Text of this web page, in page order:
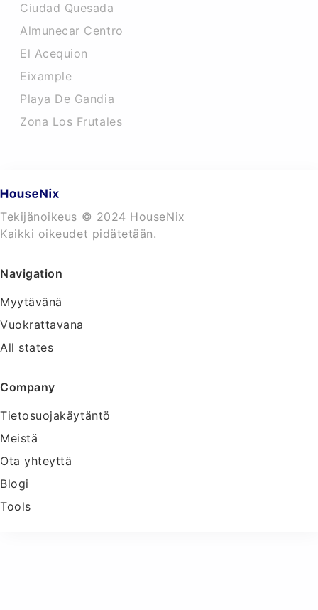
Ciudad Quesada
Almunecar Centro
El Acequion
Eixample
Playa De Gandia
Zona Los Frutales
Tekijänoikeus © 2024 HouseNix
Kaikki oikeudet pidätetään.
Navigation
Myytävänä
Vuokrattavana
All states
Company
Tietosuojakäytäntö
Meistä
Ota yhteyttä
Blogi
Tools